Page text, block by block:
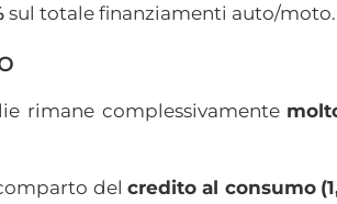
sul totale finanziamenti auto/moto.
rimane complessivamente
del credito al consumo